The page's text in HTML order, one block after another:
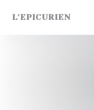
L'EPICURIEN